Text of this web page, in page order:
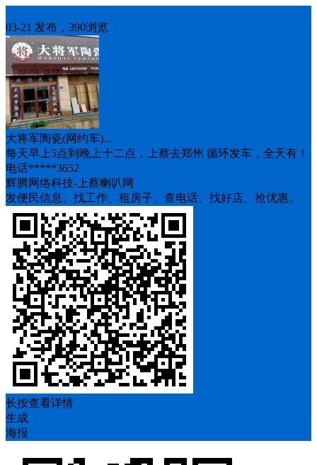
03-21 发布，390浏览
大将军陶瓷(网约车)...
每天早上5点到晚上十二点，上蔡去郑州 循环发车，全天有！
电话*****3652
辉腾网络科技-上蔡喇叭网
发便民信息、找工作、租房子、查电话、找好店、抢优惠。
长按查看详情
生成
海报